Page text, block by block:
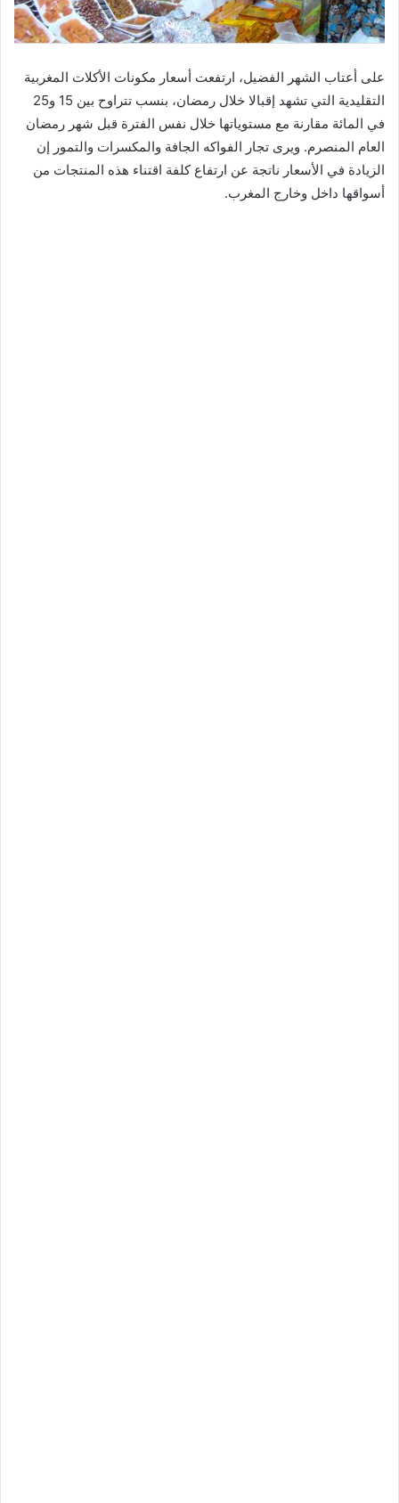
على أعتاب الشهر الفضيل، ارتفعت أسعار مكونات الأكلات المغربية
التقليدية التي تشهد إقبالا خلال رمضان، بنسب تتراوح بين 15 و25
في المائة مقارنة مع مستوياتها خلال نفس الفترة قبل شهر رمضان
العام المنصرم. ويرى تجار الفواكه الجافة والمكسرات والتمور إن
الزيادة في الأسعار ناتجة عن ارتفاع كلفة اقتناء هذه المنتجات من
أسواقها داخل وخارج المغرب.